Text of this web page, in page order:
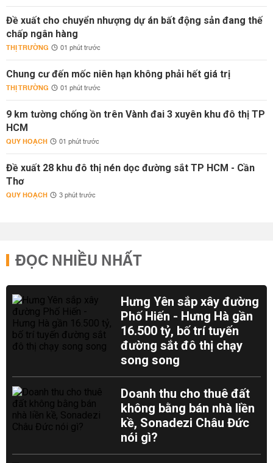
Đề xuất cho chuyển nhượng dự án bất động sản đang thế
chấp ngân hàng
THỊ TRƯỜNG 01 phút trước
Chung cư đến mốc niên hạn không phải hết giá trị
THỊ TRƯỜNG 01 phút trước
9 km tường chống ồn trên Vành đai 3 xuyên khu đô thị TP
HCM
QUY HOẠCH 01 phút trước
Đề xuất 28 khu đô thị nén dọc đường sắt TP HCM - Cần
Thơ
QUY HOẠCH 3 phút trước
ĐỌC NHIỀU NHẤT
Hưng Yên sắp xây đường
Phố Hiến - Hưng Hà gần
16.500 tỷ, bố trí tuyến
đường sắt đô thị chạy
song song
Doanh thu cho thuê đất
không bằng bán nhà liền
kề, Sonadezi Châu Đức
nói gì?